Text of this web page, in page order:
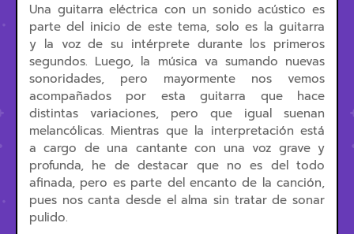
Una guitarra eléctrica con un sonido acústico es
parte del inicio de este tema, solo es la guitarra
y la voz de su intérprete durante los primeros
segundos. Luego, la música va sumando nuevas
sonoridades, pero mayormente nos vemos
acompañados por esta guitarra que hace
distintas variaciones, pero que igual suenan
melancólicas. Mientras que la interpretación está
a cargo de una cantante con una voz grave y
profunda, he de destacar que no es del todo
afinada, pero es parte del encanto de la canción,
pues nos canta desde el alma sin tratar de sonar
pulido.